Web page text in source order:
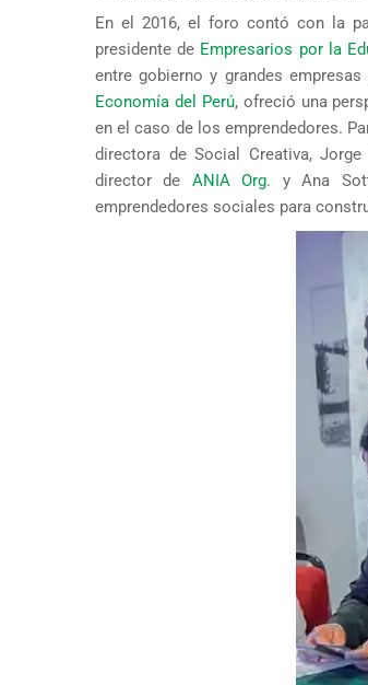
En el 2016, el foro contó con la
presidente de Empresarios por la
entre gobierno y grandes
Economía del Perú, ofreció una
en el caso de los emprendedores.
directora de Social Creativa,
director de ANIA Org. y Ana
emprendedores sociales para